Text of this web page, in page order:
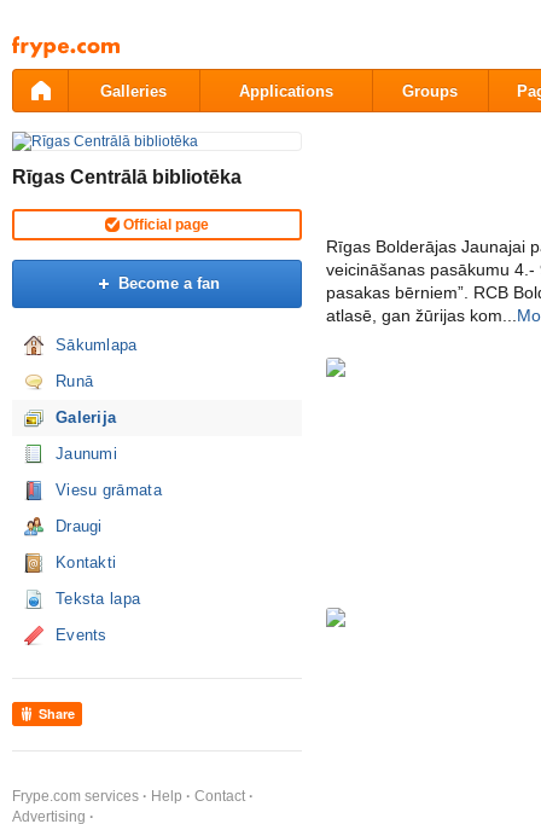
Pāriet
uz
saturu
Galleries Applications Groups
Rīgas Centrālā bibliotēka
Official page
Become a fan
Sākumlapa
Runā
Galerija
Jaunumi
Viesu grāmata
Draugi
Kontakti
Teksta lapa
Events
Share
Frype.com services Help
Contact
Advertising
Rīgas Bolderājas Jaunajai
veicināšanas pasākumu
pasakas bērniem”. RCB
atlasē, gan žūrijas kom...